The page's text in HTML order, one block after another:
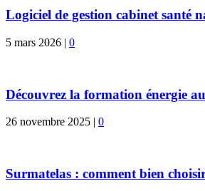
Logiciel de gestion cabinet santé
5 mars 2026 | 0
Découvrez la formation énergie
26 novembre 2025 | 0
Surmatelas : comment bien